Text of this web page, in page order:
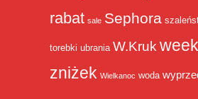
rabat sale Sephora
torebki ubrania W.Kruk
zniżek Wielkanoc woda